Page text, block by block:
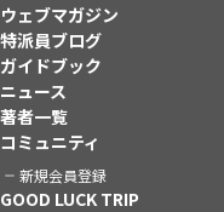
ウェブマガジン
特派員ブログ
ガイドブック
ニュース
著者一覧
コミュニティ
新規会員登録
GOOD LUCK TRIP